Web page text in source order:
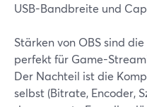
USB-Bandbreite und
Stärken von OBS sind die
perfekt für Game-
Der Nachteil ist die
selbst (Bitrate, Encoder,